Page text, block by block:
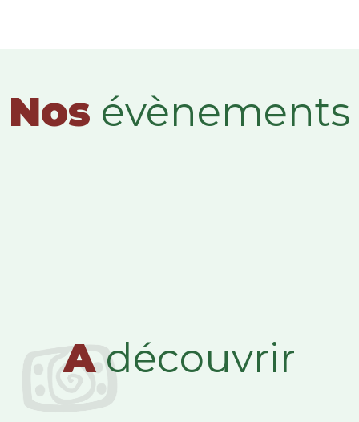
Nos évènements
Adécouvrir